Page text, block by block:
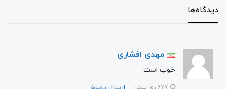
دیدگاه‌ها
مهدی افشاری
خوب است